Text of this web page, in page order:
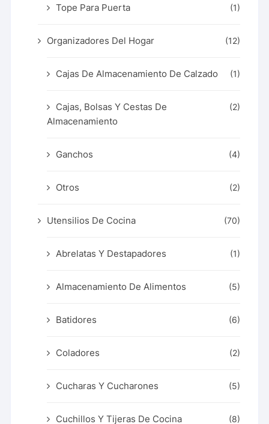
Tope Para Puerta (1)
Organizadores Del Hogar (12)
Cajas De Almacenamiento De Calzado (1)
Cajas, Bolsas Y Cestas De
Almacenamiento
(2)
Ganchos (4)
Otros (2)
Utensilios De Cocina (70)
Abrelatas Y Destapadores (1)
Almacenamiento De Alimentos (5)
Batidores (6)
Coladores (2)
Cucharas Y Cucharones (5)
Cuchillos Y Tijeras De Cocina (8)